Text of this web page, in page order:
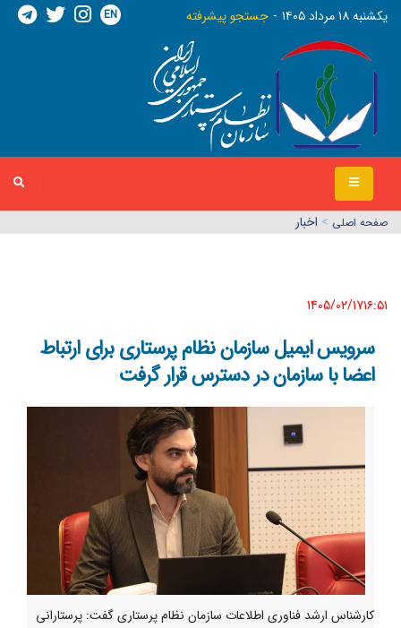
يکشنبه ١٨ مرداد ١٤٠٥ جستجو پیشرفته EN
صفحه اصلي > اخبار
1405/02/17١٦:٥١
سرویس ایمیل سازمان نظام پرستاری برای ارتباط
اعضا با سازمان در دسترس قرار گرفت
کارشناس ارشد فناوری اطلاعات سازمان نظام پرستاری گفت: پرستارانی